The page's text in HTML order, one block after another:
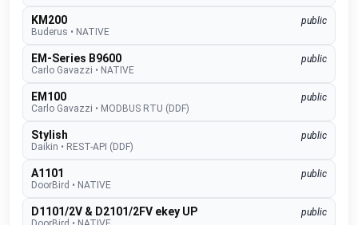
KM200
public
Buderus • NATIVE
EM-Series B9600
public
Carlo Gavazzi • NATIVE
EM100
public
Carlo Gavazzi • MODBUS RTU (DDF)
Stylish
public
Daikin • REST-API (DDF)
A1101
public
DoorBird • NATIVE
D1101/2V & D2101/2FV ekey UP
public